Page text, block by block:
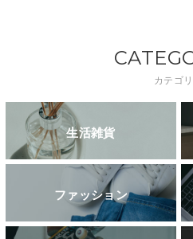
カテゴ
生活雑貨
ファッション